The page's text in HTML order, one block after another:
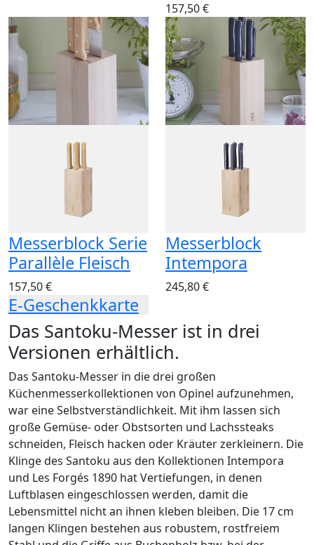
157,50 €
Messerblock Serie
Parallèle Fleisch
157,50 €
Messerblock
Intempora
245,80 €
E-Geschenkkarte
Das Santoku-Messer ist in drei
Versionen erhältlich.
Das Santoku-Messer in die drei großen
Küchenmesserkollektionen von Opinel aufzunehmen,
war eine Selbstverständlichkeit. Mit ihm lassen sich
große Gemüse- oder Obstsorten und Lachssteaks
schneiden, Fleisch hacken oder Kräuter zerkleinern. Die
Klinge des Santoku aus den Kollektionen Intempora
und Les Forgés 1890 hat Vertiefungen, in denen
Luftblasen eingeschlossen werden, damit die
Lebensmittel nicht an ihnen kleben bleiben. Die 17 cm
langen Klingen bestehen aus robustem, rostfreiem